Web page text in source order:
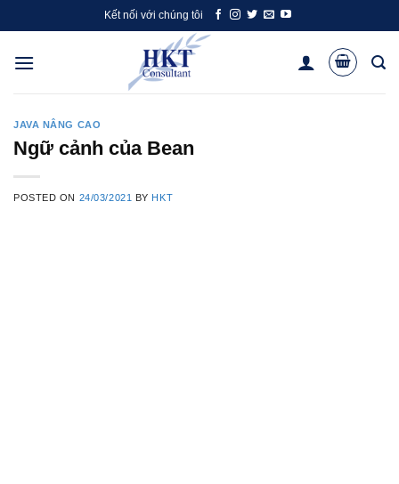
to
content
Kết nối với chúng tôi
JAVA NÂNG CAO
Ngữ cảnh của Bean
POSTED ON 24/03/2021 BY HKT